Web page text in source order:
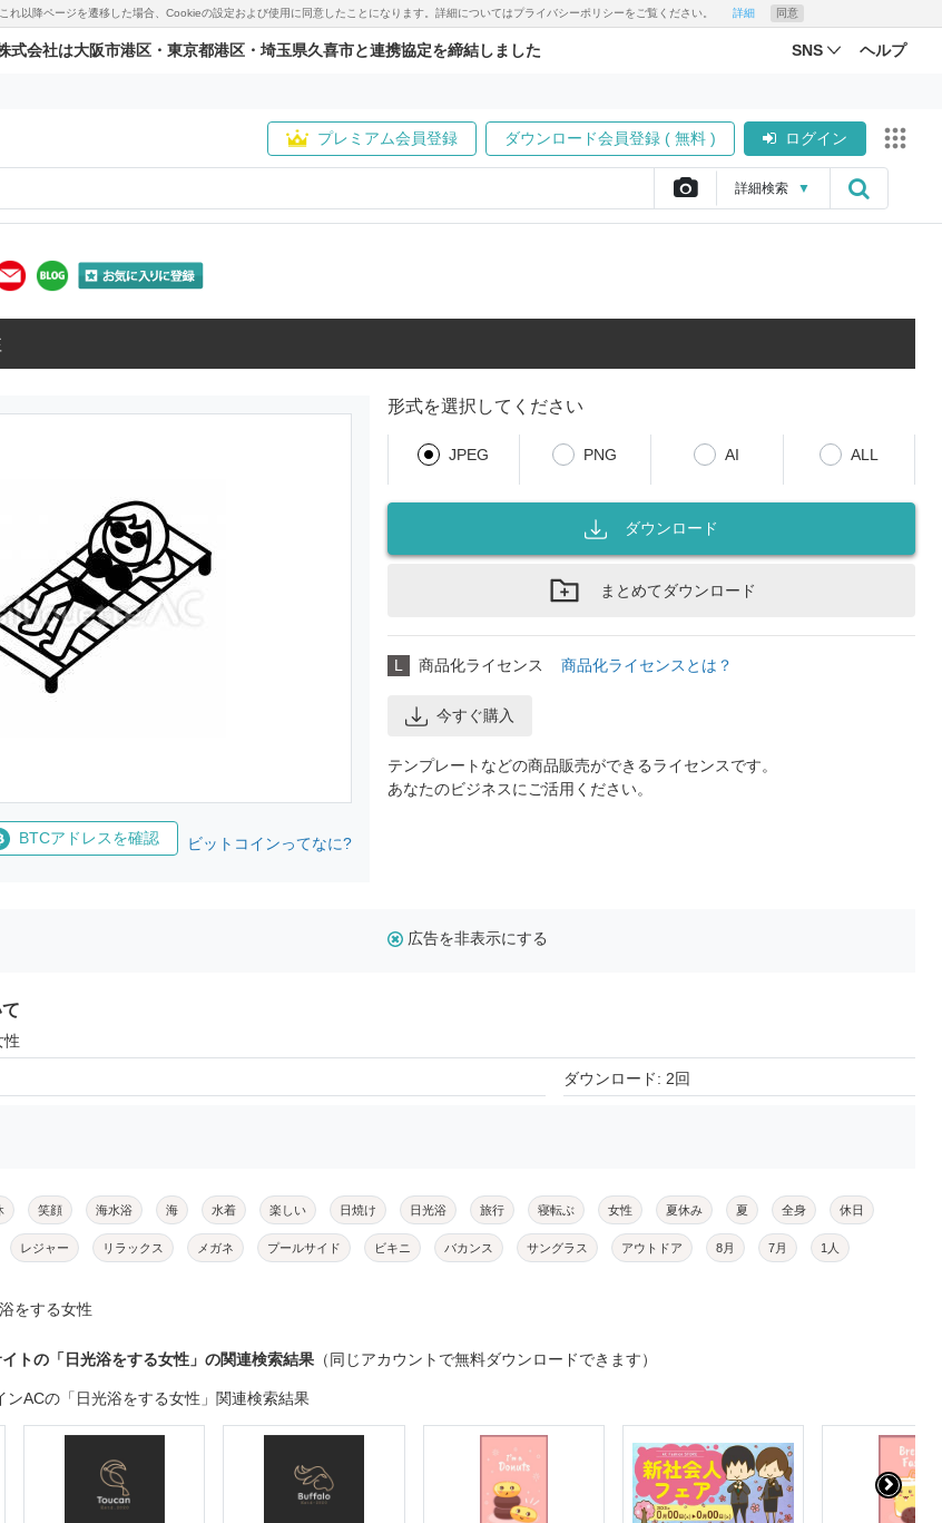
以降ページを遷移した場合、Cookieの設定および使用に同意したことになります。詳細についてはプライバシーポリシーをご覧ください。 詳細 同意
式会社は大阪市港区・東京都港区・埼玉県久喜市と連携協定を締結しました SNS ヘルプ
プレミアム会員登録 ダウンロード会員登録 ( 無料 ) ログイン
詳細検索 ▼
BTCアドレスを確認 ビットコインってなに?
形式を選択してください
JPEG PNG AI ALL
ダウンロード
まとめてダウンロード
L 商品化ライセンス 商品化ライセンスとは？
今すぐ購入
テンプレートなどの商品販売ができるライセンスです。
あなたのビジネスにご活用ください。
広告を非表示にする
性
ダウンロード: 2回
笑顔 海水浴 海 水着 楽しい 日焼け 日光浴 旅行 寝転ぶ 女性 夏休み 夏 全身 休日
レジャー リラックス メガネ プールサイド ビキニ バカンス サングラス アウトドア 8月 7月 1人
をする女性
トの「日光浴をする女性」の関連検索結果 （同じアカウントで無料ダウンロードできます）
ンACの「日光浴をする女性」関連検索結果